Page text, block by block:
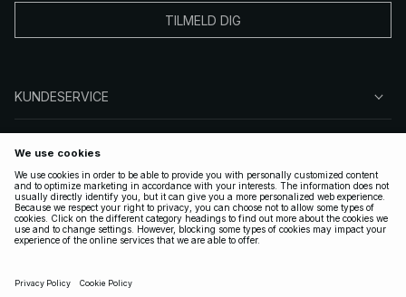
TILMELD DIG
KUNDESERVICE
FØLG OSS
LOVLIG